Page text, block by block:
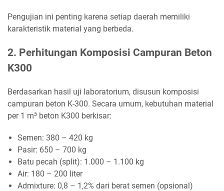
Pengujian ini penting karena setiap daerah memiliki
karakteristik material yang berbeda.
2. Perhitungan Komposisi Campuran Beton
K300
Berdasarkan hasil uji laboratorium, disusun komposisi
campuran beton K-300. Secara umum, kebutuhan material
per 1 m³ beton K300 berkisar:
Semen: 380 – 420 kg
Pasir: 650 – 700 kg
Batu pecah (split): 1.000 – 1.100 kg
Air: 180 – 200 liter
Admixture: 0,8 – 1,2% dari berat semen (opsional)